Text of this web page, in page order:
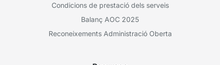
Condicions de prestació dels serveis
Balanç AOC 2025
Reconeixements Administració Oberta